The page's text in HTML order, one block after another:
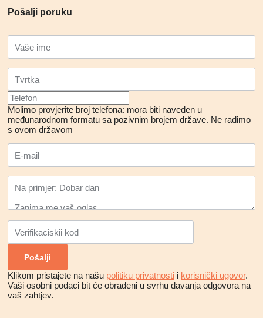
Pošalji poruku
Molimo provjerite broj telefona: mora biti naveden u
međunarodnom formatu sa pozivnim brojem države. Ne radimo
s ovom državom
Klikom pristajete na našu politiku privatnosti i korisnički ugovor.
Vaši osobni podaci bit će obrađeni u svrhu davanja odgovora na
vaš zahtjev.